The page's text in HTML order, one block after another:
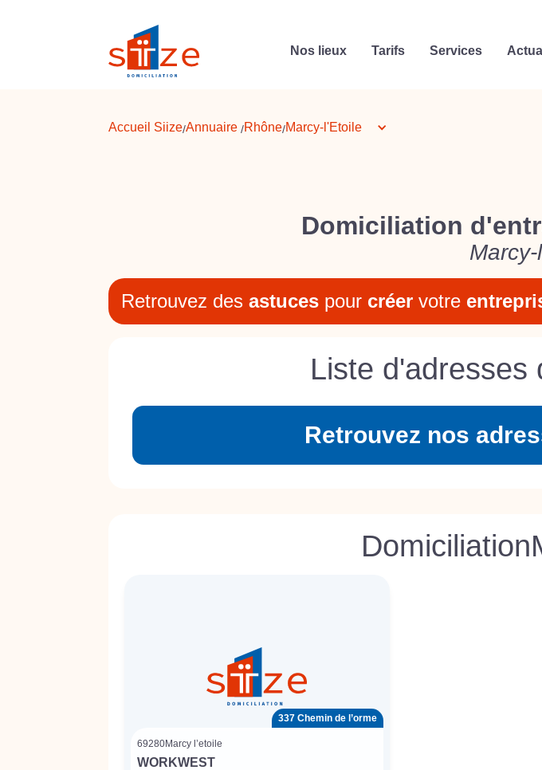
Nos lieux Tarifs Services
Accueil Siize/Annuaire /Rhône/Marcy-l'Etoile
Domiciliation
Retrouvez des astuces pour créer votre
Liste d'adresses
Retrouvez nos
Domiciliation
337 Chemin de l’orme
69280Marcy l’etoile
WORKWEST